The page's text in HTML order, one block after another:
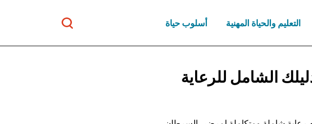
أسلوب حياة التعليم والحياة المهنية
الشامل للرعاية